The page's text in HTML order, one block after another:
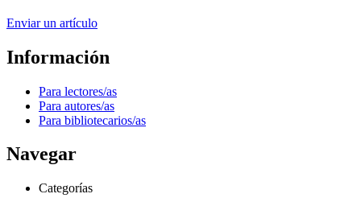
Enviar un artículo
Información
Para lectores/as
Para autores/as
Para bibliotecarios/as
Navegar
Categorías